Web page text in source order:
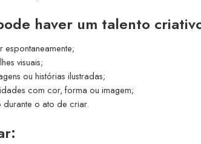
haver um talento
visuais;
ou histórias ilustradas;
com cor, forma ou imagem;
durante o ato de criar.